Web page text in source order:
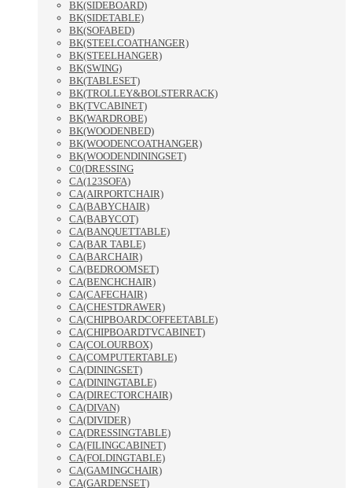
BK(SIDEBOARD)
BK(SIDETABLE)
BK(SOFABED)
BK(STEELCOATHANGER)
BK(STEELHANGER)
BK(SWING)
BK(TABLESET)
BK(TROLLEY&BOLSTERRACK)
BK(TVCABINET)
BK(WARDROBE)
BK(WOODENBED)
BK(WOODENCOATHANGER)
BK(WOODENDININGSET)
C0(DRESSING
CA(123SOFA)
CA(AIRPORTCHAIR)
CA(BABYCHAIR)
CA(BABYCOT)
CA(BANQUETTABLE)
CA(BAR TABLE)
CA(BARCHAIR)
CA(BEDROOMSET)
CA(BENCHCHAIR)
CA(CAFECHAIR)
CA(CHESTDRAWER)
CA(CHIPBOARDCOFFEETABLE)
CA(CHIPBOARDTVCABINET)
CA(COLOURBOX)
CA(COMPUTERTABLE)
CA(DININGSET)
CA(DININGTABLE)
CA(DIRECTORCHAIR)
CA(DIVAN)
CA(DIVIDER)
CA(DRESSINGTABLE)
CA(FILINGCABINET)
CA(FOLDINGTABLE)
CA(GAMINGCHAIR)
CA(GARDENSET)